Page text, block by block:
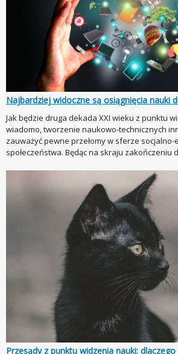
Najbardziej widoczne są osiągnięcia nauki
Jak będzie druga dekada XXI wieku z punktu
wiadomo, tworzenie naukowo-technicznych
zauważyć pewne przełomy w sferze socjalno-
społeczeństwa. Będąc na skraju zakończeniu
Przesądy z punktu widzenia nauki: dlaczego